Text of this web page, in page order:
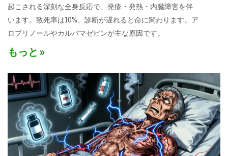
起こされる深刻な全身反応で、発疹・発熱・内臓障害を伴
います。致死率は10%、診断が遅れると命に関わります。ア
ロプリノールやカルバマゼピンが主な原因です。
もっと